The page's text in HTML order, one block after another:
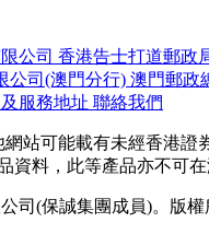
公司 香港告士打道郵政
公司(澳門分行) 澳門郵政
服務地址 聯絡我們
站可能載有未經香港證
資料，此等產品亦不可在
司(保誠集團成員)。版權